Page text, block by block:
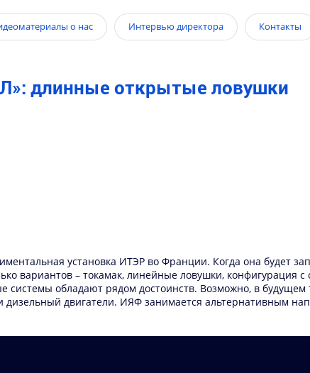
о нас Интервью директора Контакты
длинные открытые ловушки
установка ИТЭР во Франции. Когда она будет
вариантов – токамак, линейные ловушки, конфигурация
обладают рядом достоинств. Возможно, в будущем
дизельный двигатели. ИЯФ занимается альтернативным